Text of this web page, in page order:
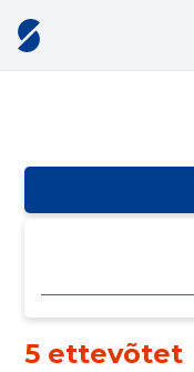
5 ettevõtet